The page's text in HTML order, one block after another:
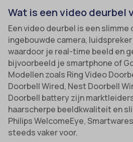
Wat is een video deurbel
Een video deurbel is een slimme
ingebouwde camera,
waardoor je real-time beeld en
bijvoorbeeld je smartphone of
Modellen zoals Ring Video
Doorbell Wired, Nest Doorbell
Doorbell battery zijn
haarscherpe beeldkwaliteit en
Philips WelcomeEye,
steeds vaker voor.